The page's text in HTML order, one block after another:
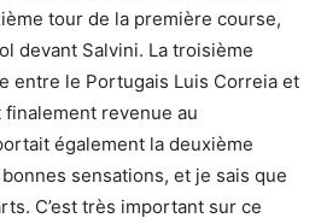
tour de la première course,
devant Salvini. La troisième
entre le Portugais Luis Correia et
revenue au
également la deuxième
sensations, et je sais que
C’est très important sur ce